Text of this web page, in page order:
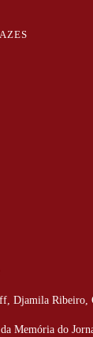
Djamila Ribeiro,
Memória do